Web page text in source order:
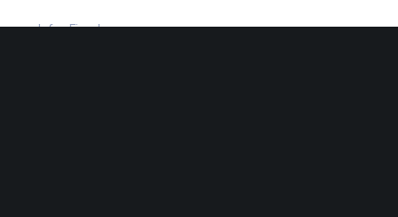
Infos Fiscales